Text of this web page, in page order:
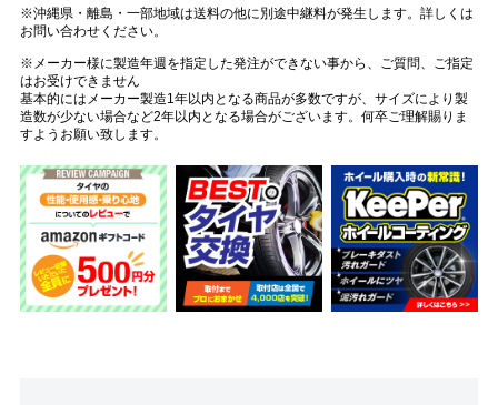
※沖縄県・離島・一部地域は送料の他に別途中継料が発生します。詳しくは
お問い合わせください。
※メーカー様に製造年週を指定した発注ができない事から、ご質問、ご指定
はお受けできません
基本的にはメーカー製造1年以内となる商品が多数ですが、サイズにより製
造数が少ない場合など2年以内となる場合がございます。何卒ご理解賜りま
すようお願い致します。